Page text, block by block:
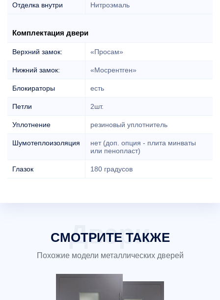
Отделка внутри Нитроэмаль
Комплектация двери
Верхний замок: «Просам»
Нижний замок: «Мосрентген»
Блокираторы есть
Петли 2шт.
Уплотнение резиновый уплотнитель
Шумотеплоизоляция
нет (доп. опция - плита минваты
или пенопласт)
Глазок 180 градусов
СМОТРИТЕ ТАКЖЕ
Похожие модели металлических дверей